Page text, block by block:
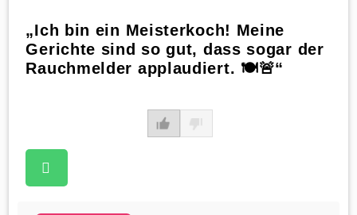
„Ich bin ein Meisterkoch! Meine
Gerichte sind so gut, dass sogar der
Rauchmelder applaudiert. 🍽️🚨“